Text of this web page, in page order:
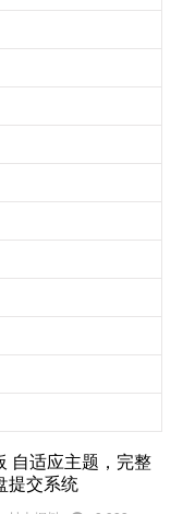
自适应主题，完整
提交系统